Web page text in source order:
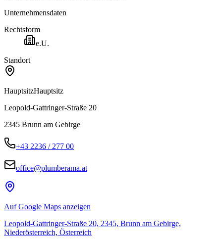
Unternehmensdaten
Rechtsform
e.U.
Standort
HauptsitzHauptsitz
Leopold-Gattringer-Straße 20
2345 Brunn am Gebirge
+43 2236 / 277 00
office@plumberama.at
Auf Google Maps anzeigen
Leopold-Gattringer-Straße 20, 2345, Brunn am Gebirge,
Niederösterreich, Österreich